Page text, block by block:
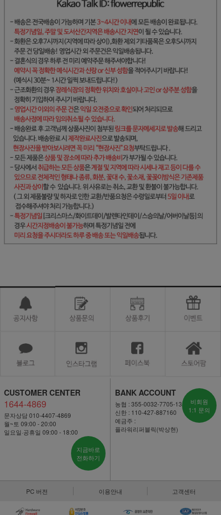
CUSTOMER CENTER
1644-4869
문자상담 010-4407-4869
월~토 09:00 - 20:00
일요일·공휴일 09:00 - 18:00
지금바로
전화하기
BANK ACCOUNT
농협 : 355-0032-7705-13
신한 : 110-427-887160
예금주 :
플라워리퍼블릭(박상현)
비회원
1:1 문의
PC 버전 이용안내 고객센터